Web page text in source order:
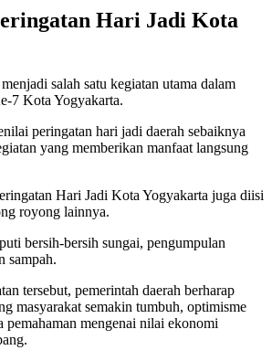
Hari Jadi Kota
salah satu kegiatan utama dalam
7 Kota Yogyakarta.
peringatan hari jadi daerah sebaiknya
yang memberikan manfaat langsung
Hari Jadi Kota Yogyakarta juga diisi
royong lainnya.
bersih-bersih sungai, pengumpulan
sampah.
tersebut, pemerintah daerah berharap
masyarakat semakin tumbuh, optimisme
pemahaman mengenai nilai ekonomi